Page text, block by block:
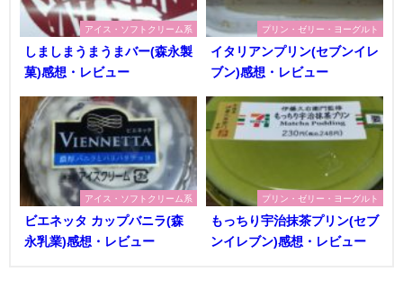
アイス・ソフトクリーム系
しましまうまうまバー(森永製
菓)感想・レビュー
プリン・ゼリー・ヨーグルト
イタリアンプリン(セブンイレ
ブン)感想・レビュー
アイス・ソフトクリーム系
ビエネッタ カップバニラ(森
永乳業)感想・レビュー
プリン・ゼリー・ヨーグルト
もっちり宇治抹茶プリン(セブ
ンイレブン)感想・レビュー